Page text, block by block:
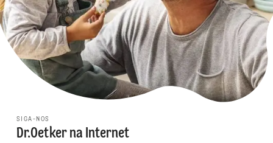
SIGA-NOS
Dr.Oetker na Internet